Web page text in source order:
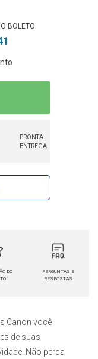
PRONTA
ENTREGA
DO
PERGUNTAS E
RESPOSTAS
Canon você
de suas
Não perca